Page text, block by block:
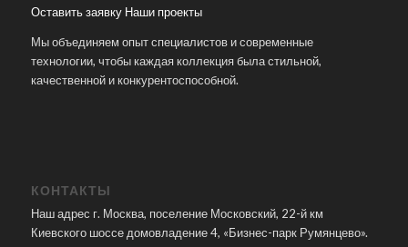
Оставить заявку Наши проекты
Мы объединяем опыт специалистов и современные
технологии, чтобы каждая коллекция была стильной,
качественной и конкурентоспособной.
КОНТАКТЫ
Наш адрес г. Москва, поселение Московский, 22-й км
Киевского шоссе домовладение 4, «Бизнес-парк Румянцево».